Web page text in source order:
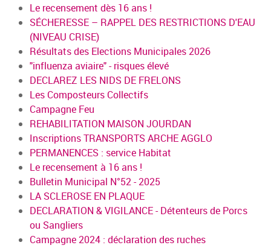
Le recensement dès 16 ans !
SÉCHERESSE – RAPPEL DES RESTRICTIONS D'EAU
(NIVEAU CRISE)
Résultats des Elections Municipales 2026
"influenza aviaire" - risques élevé
DECLAREZ LES NIDS DE FRELONS
Les Composteurs Collectifs
Campagne Feu
REHABILITATION MAISON JOURDAN
Inscriptions TRANSPORTS ARCHE AGGLO
PERMANENCES : service Habitat
Le recensement à 16 ans !
Bulletin Municipal N°52 - 2025
LA SCLEROSE EN PLAQUE
DECLARATION & VIGILANCE - Détenteurs de Porcs
ou Sangliers
Campagne 2024 : déclaration des ruches